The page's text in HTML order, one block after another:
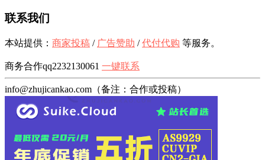
联系我们
本站提供： 商家投稿 / 广告赞助 /代付代购 等服务。
商务合作qq2232130061 一键联系
info@zhujicankao.com（备注：合作或投稿）